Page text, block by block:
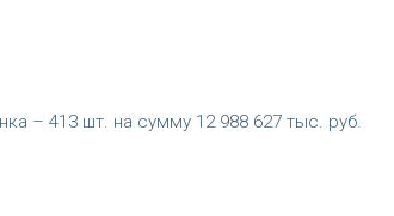
– 413 шт. на сумму 12 988 627 тыс. руб.